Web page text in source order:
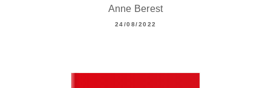
Anne Berest
24/08/2022